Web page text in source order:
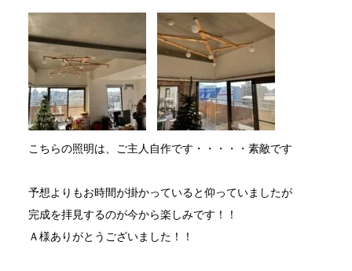
こちらの照明は、ご主人自作です・・・・・素敵です
予想よりもお時間が掛かっていると仰っていましたが
完成を拝見するのが今から楽しみです！！
Ａ様ありがとうございました！！